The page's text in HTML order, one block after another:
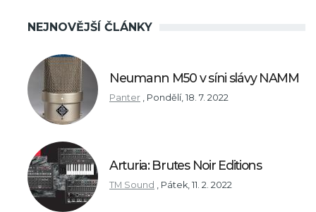
NEJNOVĚJŠÍ ČLÁNKY
Neumann M50 v síni slávy NAMM
Panter Pondělí, 18. 7. 2022
Arturia: Brutes Noir Editions
TM Sound Pátek, 11. 2. 2022